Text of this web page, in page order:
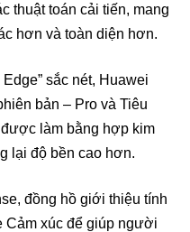
thuật toán cải tiến, mang
hơn và toàn diện hơn.
sắc nét, Huawei
bản – Pro và Tiêu
làm bằng hợp kim
lại độ bền cao hơn.
đồng hồ giới thiệu tính
Cảm xúc để giúp người